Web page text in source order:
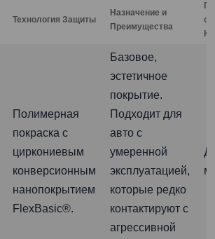
Технология Защиты
Назначение и
Преимущества
от
Полимерная
покраска с
циркониевым
конверсионным
нанопокрытием
FlexBasic®.
Базовое,
эстетичное
покрытие.
Подходит для
авто с
умеренной
эксплуатацией,
которые редко
контактируют с
агрессивной